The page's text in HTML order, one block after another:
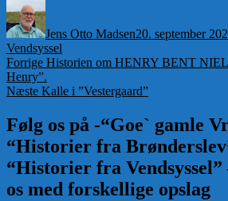
Jens Otto Madsen20. september
Vendsyssel
Indlægsnavigation
Forrige Forrige
Historien om HENRY BENT
Henry”.
Næste Næste
Kalle i ”Vestergaard”
Følg os på -“Goe` gamle
“Historier fra
“Historier fra
os med forskellige opslag